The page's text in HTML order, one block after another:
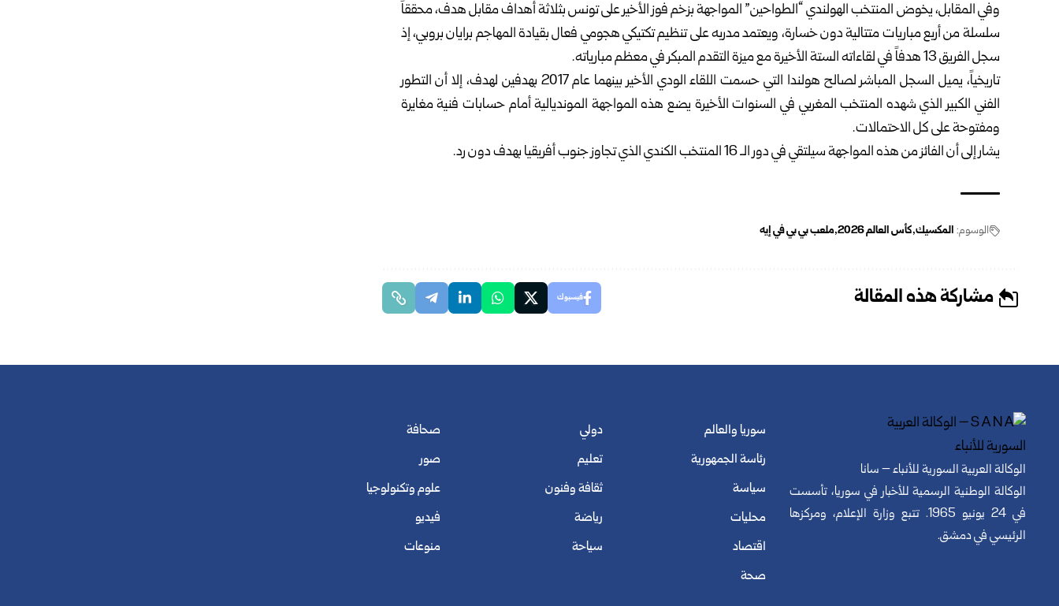
وفي المقابل، يخوض المنتخب الهولندي “الطواحين” المواجهة بزخم فوز الأخير على تونس بثلاثة أهداف مقابل هدف، محققاً
سلسلة من أربع مباريات متتالية دون خسارة، ويعتمد مدربه على تنظيم تكتيكي هجومي فعال بقيادة المهاجم برايان بروبي، إذ
سجل الفريق 13 هدفاً في لقاءاته الستة الأخيرة مع ميزة التقدم المبكر في معظم مبارياته.
تاريخياً، يميل السجل المباشر لصالح هولندا التي حسمت اللقاء الودي الأخير بينهما عام 2017 بهدفين لهدف، إلا أن التطور
الفني الكبير الذي شهده المنتخب المغربي في السنوات الأخيرة يضع هذه المواجهة المونديالية أمام حسابات فنية مغايرة
ومفتوحة على كل الاحتمالات.
يشار إلى أن الفائز من هذه المواجهة سيلتقي في دور الـ 16 المنتخب الكندي الذي تجاوز جنوب أفريقيا بهدف دون رد.
الوسوم: المكسيك كأس العالم 2026 ملعب بي بي في إيه
مشاركة هذه المقالة فيسبوك
الوكالة العربية السورية للأنباء – سانا
الوكالة الوطنية الرسمية للأخبار في سوريا، تأسست
في 24 يونيو 1965. تتبع وزارة الإعلام، ومركزها
الرئيسي في دمشق.
سوريا والعالم
رئاسة الجمهورية
سياسة
محليات
اقتصاد
صحة
دولي
تعليم
ثقافة وفنون
رياضة
سياحة
صحافة
صور
علوم وتكنولوجيا
فيديو
منوعات